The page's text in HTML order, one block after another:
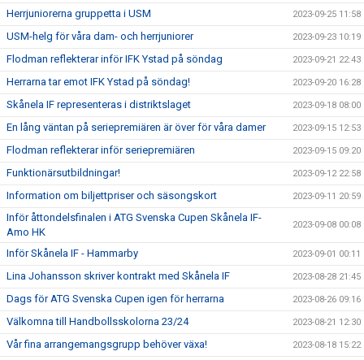
Herrjuniorerna gruppetta i USM 2023-09-25 11:58
USM-helg för våra dam- och herrjuniorer 2023-09-23 10:19
Flodman reflekterar inför IFK Ystad på söndag 2023-09-21 22:43
Herrarna tar emot IFK Ystad på söndag! 2023-09-20 16:28
Skånela IF representeras i distriktslaget 2023-09-18 08:00
En lång väntan på seriepremiären är över för våra damer 2023-09-15 12:53
Flodman reflekterar inför seriepremiären 2023-09-15 09:20
Funktionärsutbildningar! 2023-09-12 22:58
Information om biljettpriser och säsongskort 2023-09-11 20:59
Inför åttondelsfinalen i ATG Svenska Cupen Skånela IF-
Amo HK
2023-09-08 00:08
Inför Skånela IF - Hammarby 2023-09-01 00:11
Lina Johansson skriver kontrakt med Skånela IF 2023-08-28 21:45
Dags för ATG Svenska Cupen igen för herrarna 2023-08-26 09:16
Välkomna till Handbollsskolorna 23/24 2023-08-21 12:30
Vår fina arrangemangsgrupp behöver växa! 2023-08-18 15:22